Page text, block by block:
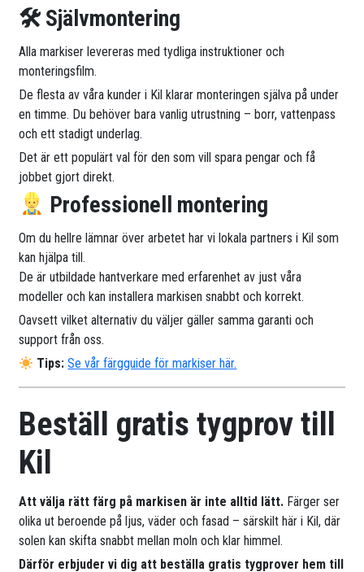
🛠 Självmontering
Alla markiser levereras med tydliga instruktioner och
monteringsfilm.
De flesta av våra kunder i Kil klarar monteringen själva på under
en timme. Du behöver bara vanlig utrustning – borr, vattenpass
och ett stadigt underlag.
Det är ett populärt val för den som vill spara pengar och få
jobbet gjort direkt.
Professionell montering
Om du hellre lämnar över arbetet har vi lokala partners i Kil som
kan hjälpa till.
De är utbildade hantverkare med erfarenhet av just våra
modeller och kan installera markisen snabbt och korrekt.
Oavsett vilket alternativ du väljer gäller samma garanti och
support från oss.
Tips: Se vår färgguide för markiser här.
Beställ gratis tygprov till
Kil
Att välja rätt färg på markisen är inte alltid lätt. Färger ser
olika ut beroende på ljus, väder och fasad – särskilt här i Kil, där
solen kan skifta snabbt mellan moln och klar himmel.
Därför erbjuder vi dig att beställa gratis tygprover hem till